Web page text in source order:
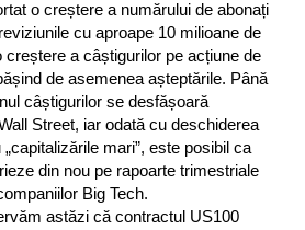
o creștere a numărului de abonați
cu aproape 10 milioane de
creștere a câștigurilor pe acțiune de
de asemenea așteptările. Până
câștigurilor se desfășoară
Street, iar odată cu deschiderea
mari”, este posibil ca
din nou pe rapoarte trimestriale
Big Tech.
astăzi că contractul US100